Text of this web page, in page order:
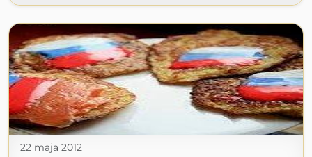
22 maja 2012